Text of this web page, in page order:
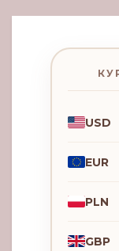
USD
EUR
PLN
GBP